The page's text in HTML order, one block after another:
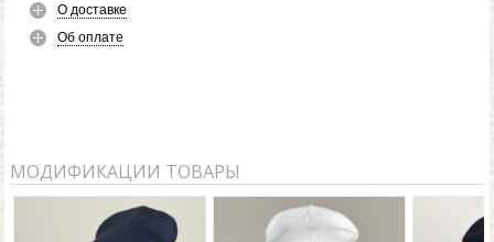
О доставке
Об оплате
МОДИФИКАЦИИ ТОВАРЫ